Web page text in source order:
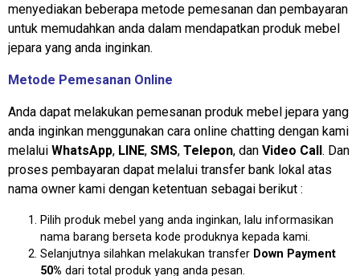
menyediakan beberapa metode pemesanan dan pembayaran
untuk memudahkan anda dalam mendapatkan produk mebel
jepara yang anda inginkan.
Metode Pemesanan Online
Anda dapat melakukan pemesanan produk mebel jepara yang
anda inginkan menggunakan cara online chatting dengan kami
melalui WhatsApp, LINE, SMS, Telepon, dan Video Call. Dan
proses pembayaran dapat melalui transfer bank lokal atas
nama owner kami dengan ketentuan sebagai berikut :
Pilih produk mebel yang anda inginkan, lalu informasikan
nama barang berseta kode produknya kepada kami.
Selanjutnya silahkan melakukan transfer Down Payment
50% dari total produk yang anda pesan.